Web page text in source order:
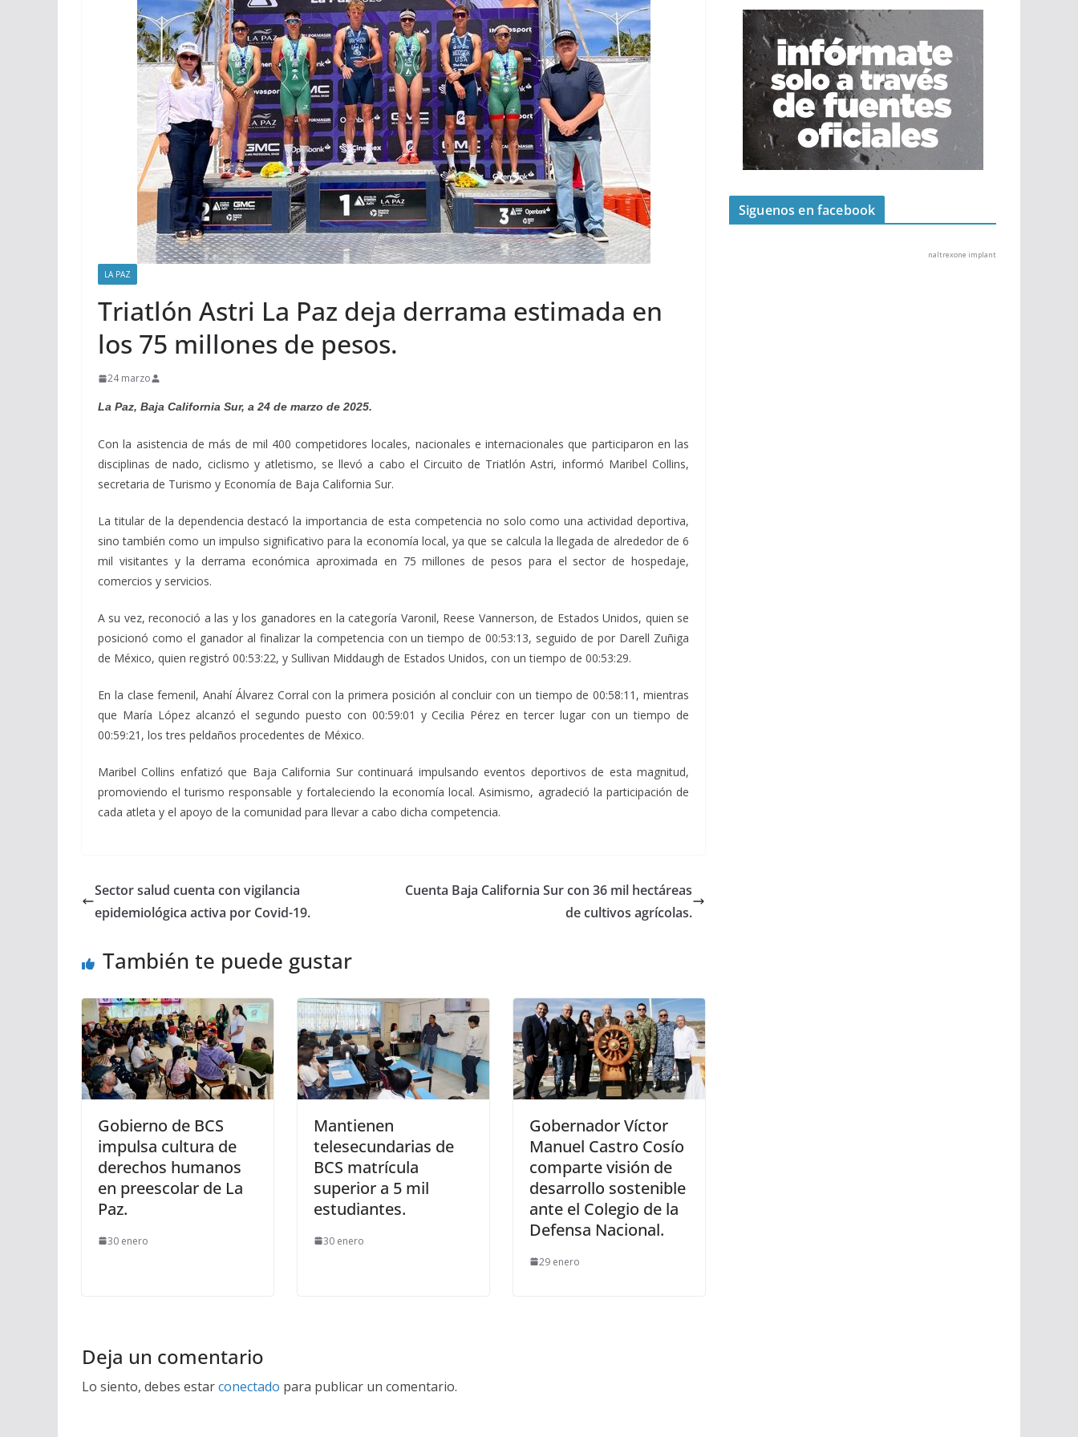
LA PAZ
Triatlón Astri La Paz deja derrama estimada en
los 75 millones de pesos.
24 marzo
La Paz, Baja California Sur, a 24 de marzo de 2025.
Con la asistencia de más de mil 400 competidores locales, nacionales e internacionales que participaron en las
disciplinas de nado, ciclismo y atletismo, se llevó a cabo el Circuito de Triatlón Astri, informó Maribel Collins,
secretaria de Turismo y Economía de Baja California Sur.
La titular de la dependencia destacó la importancia de esta competencia no solo como una actividad deportiva,
sino también como un impulso significativo para la economía local, ya que se calcula la llegada de alrededor de 6
mil visitantes y la derrama económica aproximada en 75 millones de pesos para el sector de hospedaje,
comercios y servicios.
A su vez, reconoció a las y los ganadores en la categoría Varonil, Reese Vannerson, de Estados Unidos, quien se
posicionó como el ganador al finalizar la competencia con un tiempo de 00:53:13, seguido de por Darell Zuñiga
de México, quien registró 00:53:22, y Sullivan Middaugh de Estados Unidos, con un tiempo de 00:53:29.
En la clase femenil, Anahí Álvarez Corral con la primera posición al concluir con un tiempo de 00:58:11, mientras
que María López alcanzó el segundo puesto con 00:59:01 y Cecilia Pérez en tercer lugar con un tiempo de
00:59:21, los tres peldaños procedentes de México.
Maribel Collins enfatizó que Baja California Sur continuará impulsando eventos deportivos de esta magnitud,
promoviendo el turismo responsable y fortaleciendo la economía local. Asimismo, agradeció la participación de
cada atleta y el apoyo de la comunidad para llevar a cabo dicha competencia.
Sector salud cuenta con vigilancia
epidemiológica activa por Covid-19.
Cuenta Baja California Sur con 36 mil hectáreas
de cultivos agrícolas.
También te puede gustar
Gobierno de BCS
impulsa cultura de
derechos humanos
en preescolar de La
Paz.
30 enero
Mantienen
telesecundarias de
BCS matrícula
superior a 5 mil
estudiantes.
30 enero
Gobernador Víctor
Manuel Castro Cosío
comparte visión de
desarrollo sostenible
ante el Colegio de la
Defensa Nacional.
29 enero
Deja un comentario
Lo siento, debes estarconectado para publicar un comentario.
Siguenos en facebook
naltrexone implant